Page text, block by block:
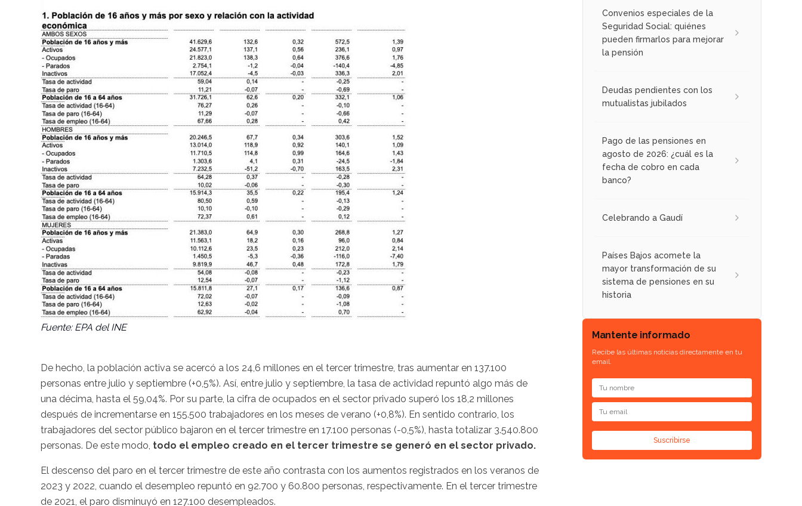
Fuente: EPA del INE
De hecho, la población activa se acercó a los 24,6 millones en el tercer trimestre, tras aumentar en 137.100
personas entre julio y septiembre (+0,5%). Así, entre julio y septiembre, la tasa de actividad repuntó algo más de
una décima, hasta el 59,04%. Por su parte, la cifra de ocupados en el sector privado superó los 18,2 millones
después de incrementarse en 155.500 trabajadores en los meses de verano (+0,8%). En sentido contrario, los
trabajadores del sector público bajaron en el tercer trimestre en 17.100 personas (-0,5%), hasta totalizar 3.540.800
personas. De este modo, todo el empleo creado en el tercer trimestre se generó en el sector privado.
El descenso del paro en el tercer trimestre de este año contrasta con los aumentos registrados en los veranos de
2023 y 2022, cuando el desempleo repuntó en 92.700 y 60.800 personas, respectivamente. En el tercer trimestre
de 2021, el paro disminuyó en 127.100 desempleados.
Convenios especiales de la
Seguridad Social: quiénes
pueden firmarlos para mejorar
la pensión
Deudas pendientes con los
mutualistas jubilados
Pago de las pensiones en
agosto de 2026: ¿cuál es la
fecha de cobro en cada
banco?
Celebrando a Gaudí
Países Bajos acomete la
mayor transformación de su
sistema de pensiones en su
historia
Mantente informado
Recibe las últimas noticias directamente en tu
email.
Suscribirse